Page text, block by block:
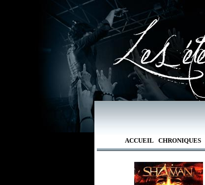
ACCUEIL CHRONIQUES